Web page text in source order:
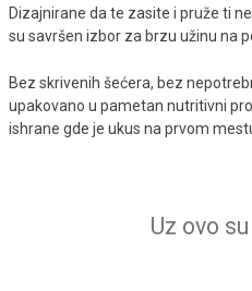
Dizajnirane da te zasite i pruže ti
su savršen izbor za brzu užinu na
Bez skrivenih šećera, bez
upakovano u pametan nutritivni
ishrane gde je ukus na prvom
Uz ovo